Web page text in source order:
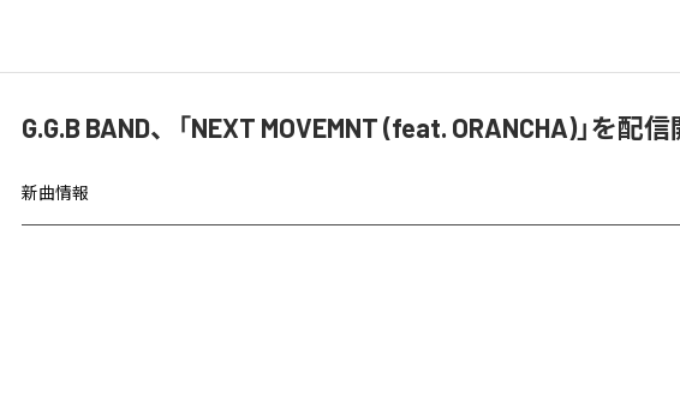
G.G.B BAND、「NEXT MOVEMNT (feat. ORANCHA)」を配
新曲情報